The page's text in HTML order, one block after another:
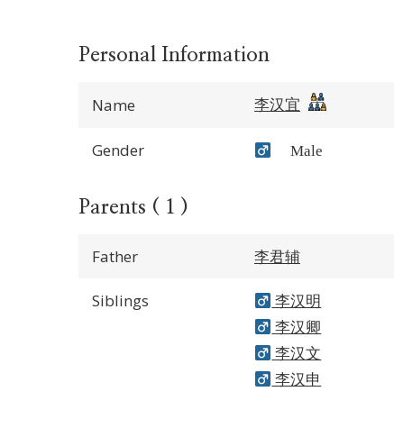
Personal Information
Name 李汉宜
Gender Male
Parents ( 1 )
Father 李君辅
Siblings
李汉明
李汉卿
李汉文
李汉申